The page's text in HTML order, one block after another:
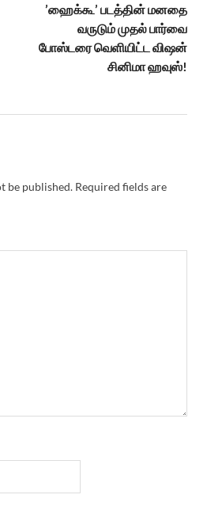
’ஹைக்கூ’ படத்தின் மனதை
வருடும் முதல் பார்வை
போஸ்டரை வெளியிட்ட விஷன்
சினிமா ஹவுஸ்!
be published. Required fields are